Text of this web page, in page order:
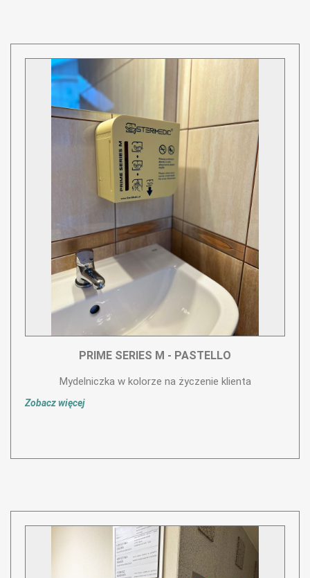
PRIME SERIES M - PASTELLO
Mydelniczka w kolorze na życzenie klienta
Zobacz więcej